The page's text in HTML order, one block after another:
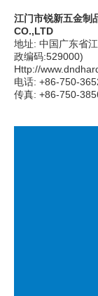
江门市锐新五金制
CO.,LTD
地址: 中国广东省
政编码:529000)
Http://
电话: +86-750-
传真: +86-750-